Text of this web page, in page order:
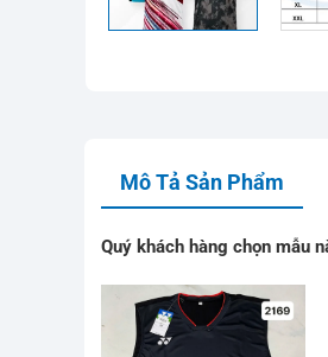
Mô Tả Sản Phẩm
Quý khách hàng chọn mẫu